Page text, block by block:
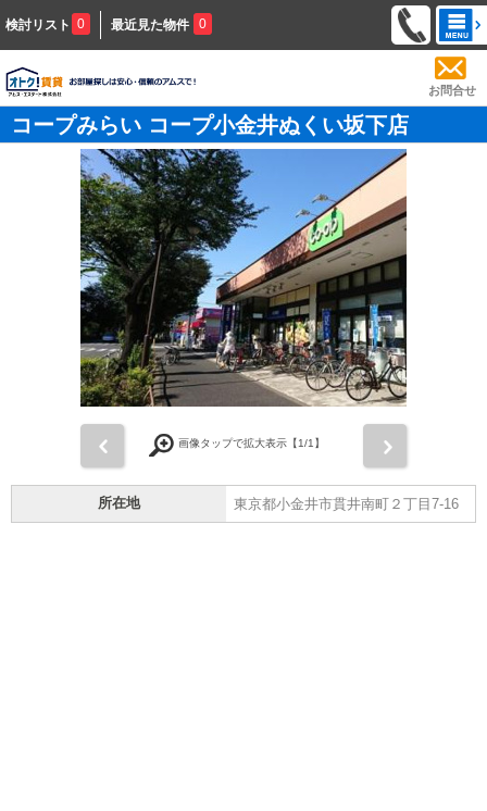
検討リスト 0 最近見た物件 0
お問合せ
コープみらい コープ小金井ぬくい坂下店
画像タップで拡大表示【1/1】
所在地 東京都小金井市貫井南町２丁目7-16